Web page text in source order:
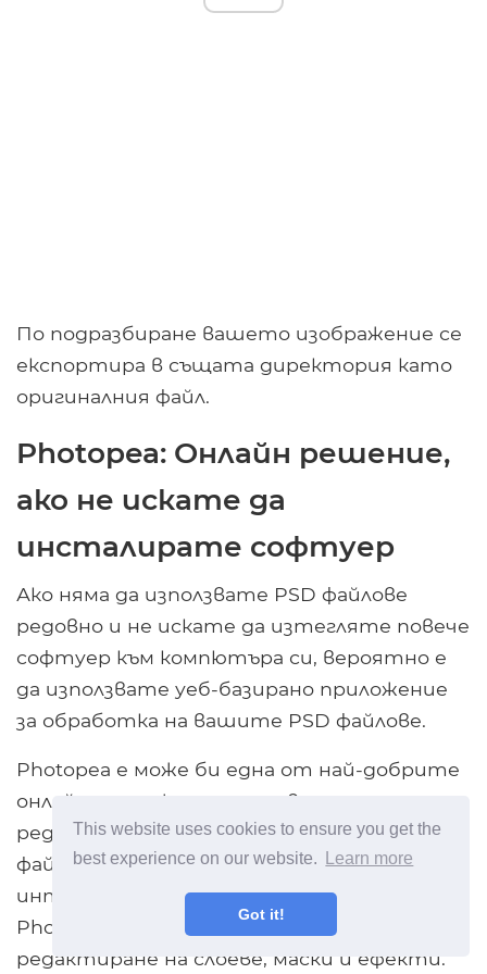
This website uses cookies to ensure you get the
best experience on our website.
Learn more
Got it!
По подразбиране вашето изображение се
експортира в същата директория като
оригиналния файл.
Photopea: Онлайн решение,
ако не искате да
инсталирате софтуер
Ако няма да използвате PSD файлове
редовно и не искате да изтегляте повече
софтуер към компютъра си, вероятно е
да използвате уеб-базирано приложение
за обработка на вашите PSD файлове.
Photopea е може би една от най-добрите
онлайн приложения за отваряне,
редактиране и конвертиране на PSD
файлове. Той предлага потребителски
интерфейс, подобен на този на GIMP (и
Photoshop), заедно с възможността за
редактиране на слоеве, маски и ефекти.